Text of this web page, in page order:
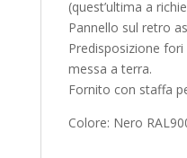
(quest’ultima a
Pannello sul retro
Predisposizione
messa a terra.
Fornito con staffa
Colore: Nero